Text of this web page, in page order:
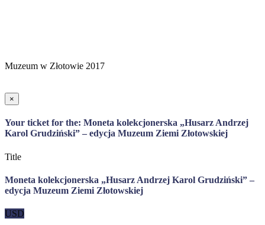
Muzeum w Złotowie 2017
×
Your ticket for the: Moneta kolekcjonerska „Husarz Andrzej
Karol Grudziński” – edycja Muzeum Ziemi Złotowskiej
Title
Moneta kolekcjonerska „Husarz Andrzej Karol Grudziński” –
edycja Muzeum Ziemi Złotowskiej
USD